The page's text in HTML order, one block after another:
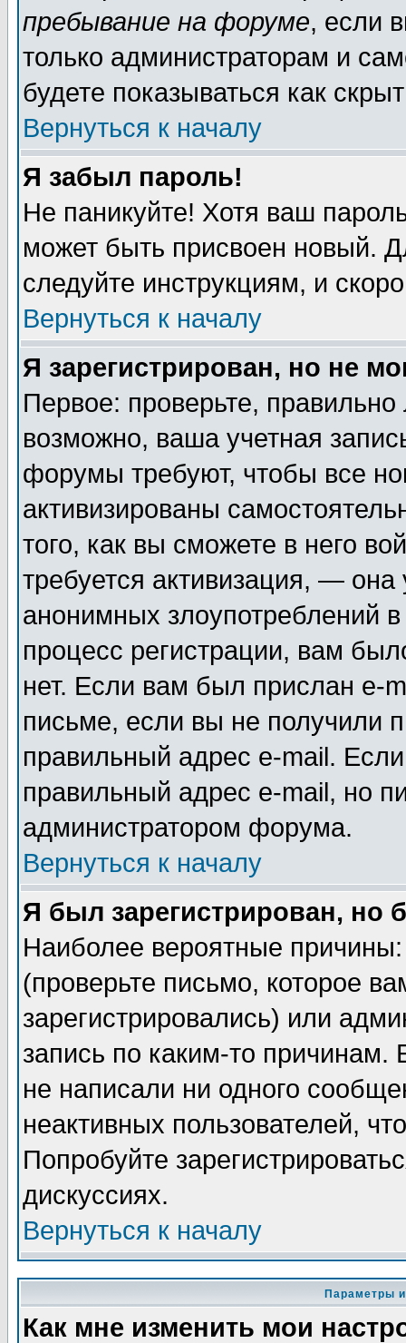
пребывание на форуме, если
только администраторам и
будете показываться как
Вернуться к началу
Я забыл пароль!
Не паникуйте! Хотя ваш
может быть присвоен новый.
следуйте инструкциям, и
Вернуться к началу
Я зарегистрирован, но не
Первое: проверьте,
возможно, ваша учетная
форумы требуют, чтобы все
активизированы
того, как вы сможете в него
требуется активизация, —
анонимных злоупотреблений
процесс регистрации, вам
нет. Если вам был прислан e-
письме, если вы не получили
правильный адрес e-mail.
правильный адрес e-mail, но
администратором форума.
Вернуться к началу
Я был зарегистрирован, но
Наиболее вероятные
(проверьте письмо, которое
зарегистрировались) или
запись по каким-то
не написали ни одного
неактивных пользователей,
Попробуйте
дискуссиях.
Вернуться к началу
Параметры
Как мне изменить мои